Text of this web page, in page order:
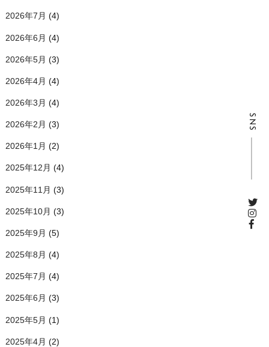
SNS
2026年7月 (4)
2026年6月 (4)
2026年5月 (3)
2026年4月 (4)
2026年3月 (4)
2026年2月 (3)
2026年1月 (2)
2025年12月 (4)
2025年11月 (3)
2025年10月 (3)
2025年9月 (5)
2025年8月 (4)
2025年7月 (4)
2025年6月 (3)
2025年5月 (1)
2025年4月 (2)